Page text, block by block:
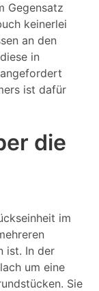
Gegensatz
keinerlei
an den
in
ist dafür
die
im
ist. In der
um eine
Sie